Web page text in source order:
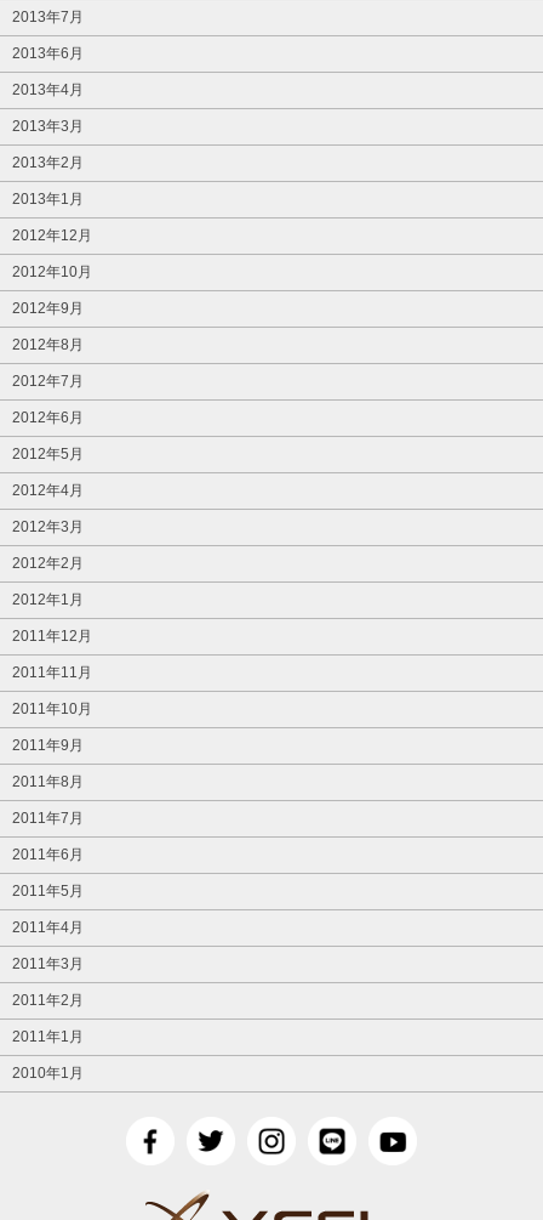
2013年7月
2013年6月
2013年4月
2013年3月
2013年2月
2013年1月
2012年12月
2012年10月
2012年9月
2012年8月
2012年7月
2012年6月
2012年5月
2012年4月
2012年3月
2012年2月
2012年1月
2011年12月
2011年11月
2011年10月
2011年9月
2011年8月
2011年7月
2011年6月
2011年5月
2011年4月
2011年3月
2011年2月
2011年1月
2010年1月